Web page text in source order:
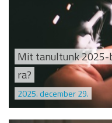
Mit tanultunk 2025-
ra?
2025. december 29.